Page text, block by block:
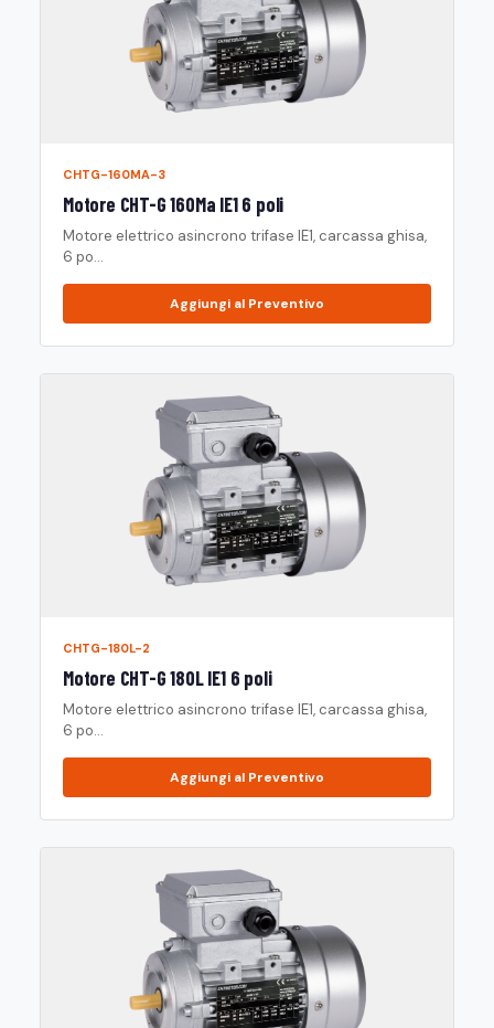
CHTG-160MA-3
Motore CHT-G 160Ma IE1 6 poli
Motore elettrico asincrono trifase IE1, carcassa ghisa,
6 po...
Aggiungi al Preventivo
CHTG-180L-2
Motore CHT-G 180L IE1 6 poli
Motore elettrico asincrono trifase IE1, carcassa ghisa,
6 po...
Aggiungi al Preventivo